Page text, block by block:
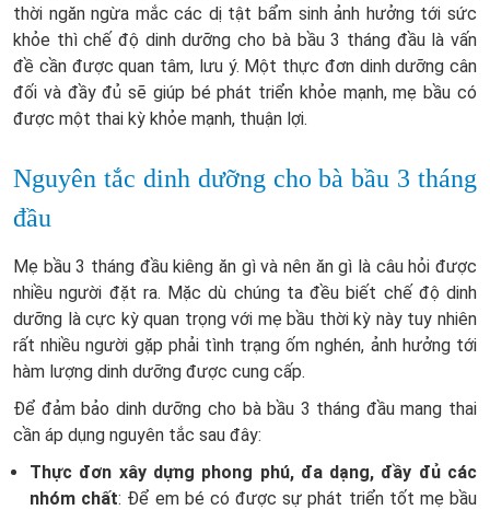
thời ngăn ngừa mắc các dị tật bẩm sinh ảnh hưởng tới sức
khỏe thì chế độ dinh dưỡng cho bà bầu 3 tháng đầu là vấn
đề cần được quan tâm, lưu ý. Một thực đơn dinh dưỡng cân
đối và đầy đủ sẽ giúp bé phát triển khỏe mạnh, mẹ bầu có
được một thai kỳ khỏe mạnh, thuận lợi.
Nguyên tắc dinh dưỡng cho bà bầu 3 tháng
đầu
Mẹ bầu 3 tháng đầu kiêng ăn gì và nên ăn gì là câu hỏi được
nhiều người đặt ra. Mặc dù chúng ta đều biết chế độ dinh
dưỡng là cực kỳ quan trọng với mẹ bầu thời kỳ này tuy nhiên
rất nhiều người gặp phải tình trạng ốm nghén, ảnh hưởng tới
hàm lượng dinh dưỡng được cung cấp.
Để đảm bảo dinh dưỡng cho bà bầu 3 tháng đầu mang thai
cần áp dụng nguyên tắc sau đây:
Thực đơn xây dựng phong phú, đa dạng, đầy đủ các
nhóm chất: Để em bé có được sự phát triển tốt mẹ bầu